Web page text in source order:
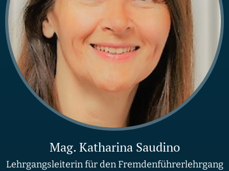
Mag. Katharina Saudino
Lehrgangsleiterin für den Fremdenführerlehrgang